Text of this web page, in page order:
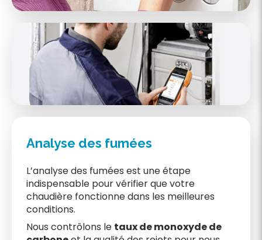
Analyse des fumées
L’analyse des fumées est une étape
indispensable pour vérifier que votre
chaudière fonctionne dans les meilleures
conditions.
Nous contrôlons le taux de monoxyde de